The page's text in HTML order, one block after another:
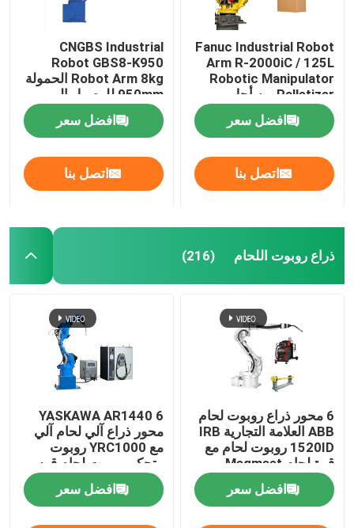
اليد المهارة
Fanuc Industrial Robot
Arm R-2000iC / 125L
Robotic Manipulator
Palletizer من أجل
منصات نقالة
افضل سعر
اتصل بنا
CNGBS Industrial
Robot GBS8-K950
Robot Arm 8kg الحمولة
950mm للوصول إلى
معالجة طلاء التجميع
افضل سعر
اتصل بنا
ذراع روبوت اللحام (216)
6 محور ذراع روبوت لحام
ABB العلامة التجارية IRB
1520ID روبوت لحام مع
قوة لحام Megmeet
ومحدد
افضل سعر
YASKAWA AR1440 6
محور ذراع آلي لحام آلي
مع YRC1000 روبوت
متحكم روبوت لحام قوس
افضل سعر